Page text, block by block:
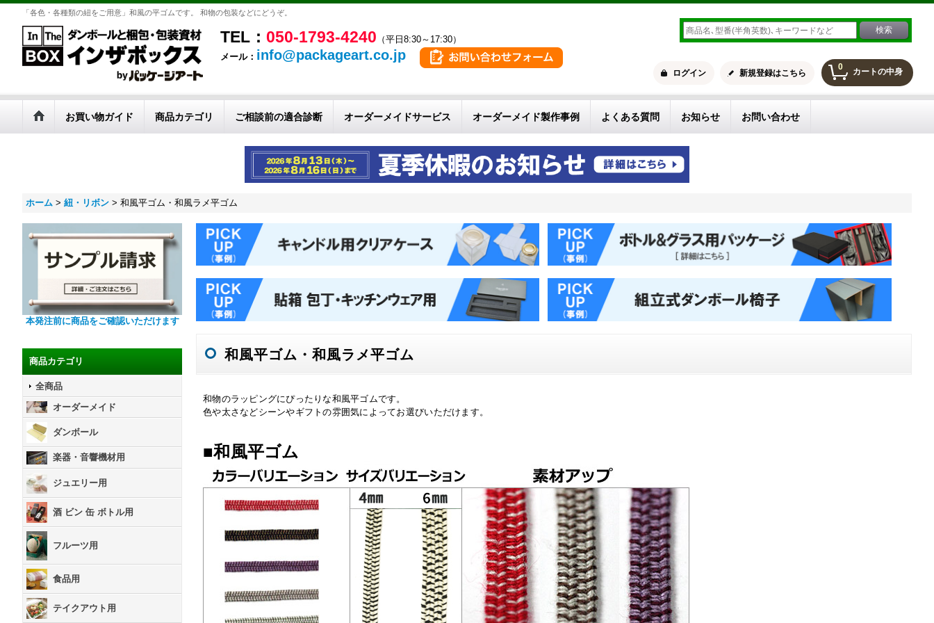
「各色・各種類の紐をご用意」和風の平ゴムです。 和物の包装などにどうぞ。
TEL： 050-1793-4240 （平日8:30～17:30）
メール： info@packageart.co.jp
0 カートの中身
ログイン 新規登録はこちら
お買い物ガイド 商品カテゴリ ご相談前の適合診断 オーダーメイドサービス オーダーメイド製作事例 よくある質問 お知らせ お問い合わせ
ホーム > 紐・リボン > 和風平ゴム・和風ラメ平ゴム
本発注前に商品をご確認いただけます
商品カテゴリ
全商品
オーダーメイド
ダンボール
楽器・音響機材用
ジュエリー用
酒 ビン 缶 ボトル用
フルーツ用
食品用
テイクアウト用
和風平ゴム・和風ラメ平ゴム
和物のラッピングにぴったりな和風平ゴムです。
色や太さなどシーンやギフトの雰囲気によってお選びいただけます。
■和風平ゴム